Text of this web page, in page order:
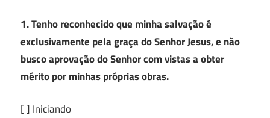
1. Tenho reconhecido que minha salvação é
exclusivamente pela graça do Senhor Jesus, e não
busco aprovação do Senhor com vistas a obter
mérito por minhas próprias obras.
[ ] Iniciando